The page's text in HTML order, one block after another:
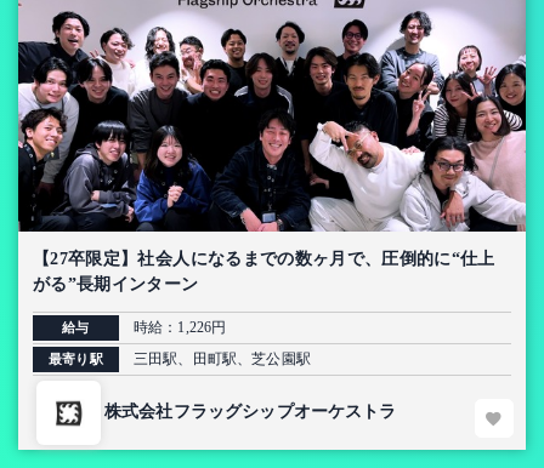
【27卒限定】社会人になるまでの数ヶ月で、圧倒的に“仕上
がる”長期インターン
給与 時給：1,226円
最寄り駅 三田駅、田町駅、芝公園駅
株式会社フラッグシップオーケストラ